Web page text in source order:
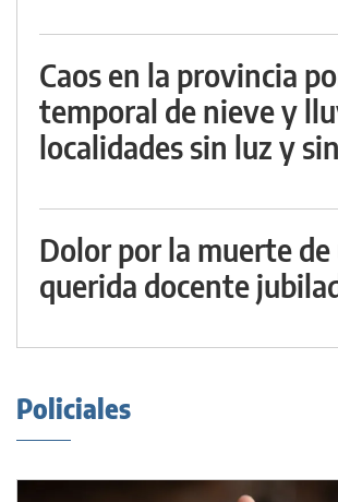
Caos en la provincia
temporal de nieve y
localidades sin luz y
Dolor por la muerte de
querida docente
Policiales